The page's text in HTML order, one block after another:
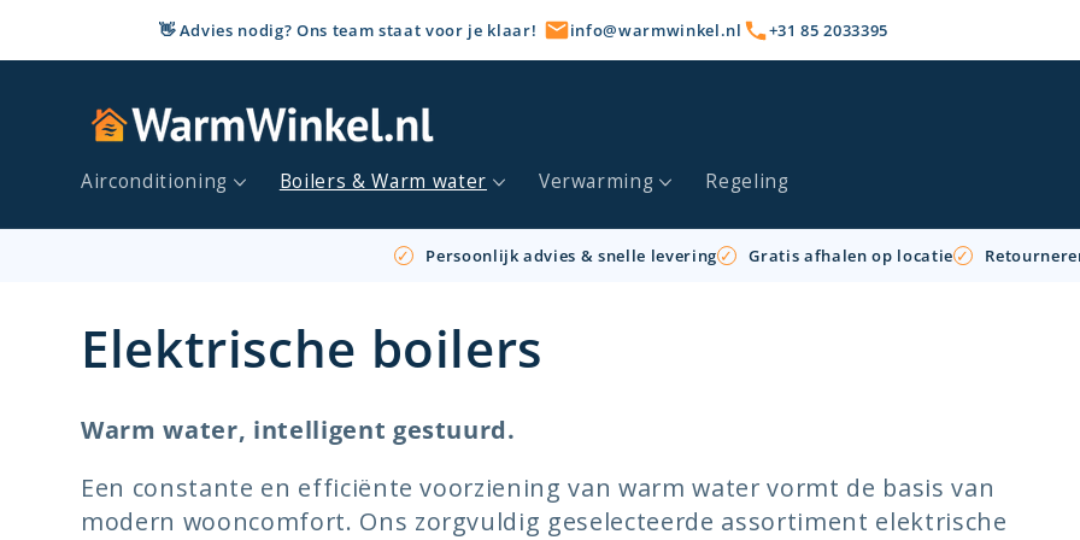
👋 Advies nodig? Ons team staat voor je klaar! info@warmwinkel.nl +31 85 2033395
Airconditioning Boilers & Warm water Verwarming Regeling
Persoonlijk advies & snelle levering Gratis afhalen op locatie
C
o
l
Elektrische boilers
Warm water, intelligent gestuurd.
Een constante en efficiënte voorziening van warm water vormt de basis van
modern wooncomfort. Ons zorgvuldig geselecteerde assortiment elektrische